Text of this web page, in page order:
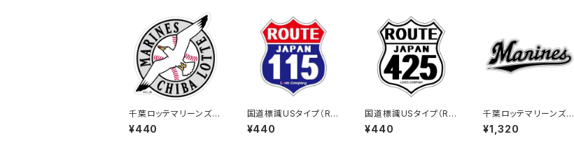
千葉ロッテマリーンズス
テッカー15
¥440
国道標識USタイプ（RO
UTE）ステッカー 115号
線
¥440
国道標識USタイプ（RO
UTE）ステッカー 425
号線（ホワイト）
¥440
千葉ロッテマリーンズス
テッカー16（特大）
¥1,320